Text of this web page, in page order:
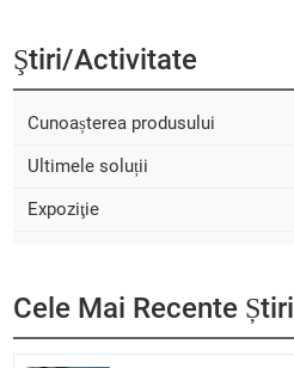
Ştiri/activitate
Cunoașterea produsului
Ultimele soluții
Expoziţie
Cele Mai Recente Știri